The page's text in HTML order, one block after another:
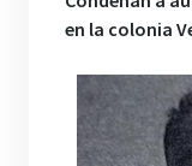
en la colonia